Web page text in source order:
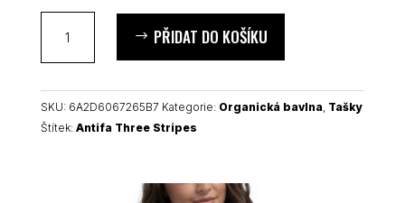
Three
Stripes
taška
množství
PŘIDAT DO KOŠÍKU
SKU: 6A2D6067265B7 Kategorie: Organická bavlna Tašky
Štítek: Antifa Three Stripes